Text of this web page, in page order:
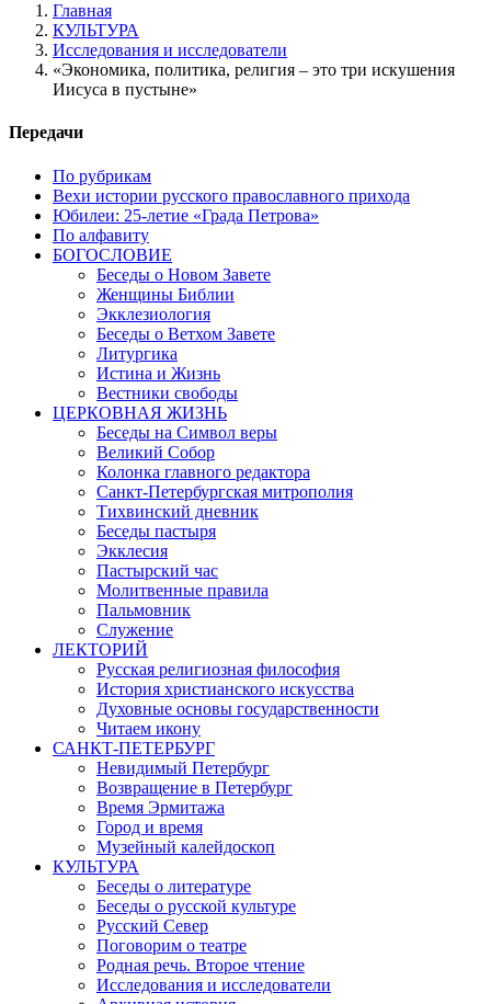
Главная
КУЛЬТУРА
Исследования и исследователи
«Экономика, политика, религия – это три искушения
Иисуса в пустыне»
Передачи
По рубрикам
Вехи истории русского православного прихода
Юбилеи: 25-летие «Града Петрова»
По алфавиту
БОГОСЛОВИЕ
Беседы о Новом Завете
Женщины Библии
Экклезиология
Беседы о Ветхом Завете
Литургика
Истина и Жизнь
Вестники свободы
ЦЕРКОВНАЯ ЖИЗНЬ
Беседы на Символ веры
Великий Собор
Колонка главного редактора
Санкт-Петербургская митрополия
Тихвинский дневник
Беседы пастыря
Экклесия
Пастырский час
Молитвенные правила
Пальмовник
Служение
ЛЕКТОРИЙ
Русская религиозная философия
История христианского искусства
Духовные основы государственности
Читаем икону
САНКТ-ПЕТЕРБУРГ
Невидимый Петербург
Возвращение в Петербург
Время Эрмитажа
Город и время
Музейный калейдоскоп
КУЛЬТУРА
Беседы о литературе
Беседы о русской культуре
Русский Север
Поговорим о театре
Родная речь. Второе чтение
Исследования и исследователи